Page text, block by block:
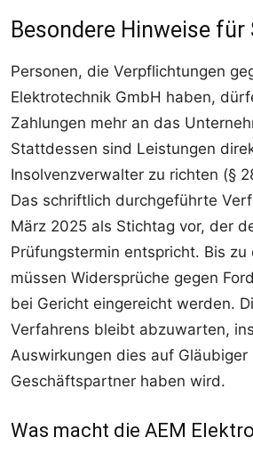
Besondere Hinweise für
Personen, die Verpflichtungen
Elektrotechnik GmbH haben,
Zahlungen mehr an das
Stattdessen sind Leistungen
Insolvenzverwalter zu richten (§
Das schriftlich durchgeführte
März 2025 als Stichtag vor, der
Prüfungstermin entspricht. Bis zu
müssen Widersprüche gegen
bei Gericht eingereicht werden.
Verfahrens bleibt abzuwarten,
Auswirkungen dies auf Gläubiger
Geschäftspartner haben wird.
Was macht die AEM